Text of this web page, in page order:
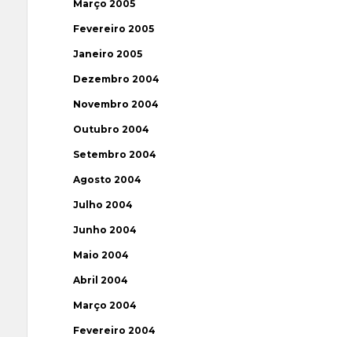
Março 2005
Fevereiro 2005
Janeiro 2005
Dezembro 2004
Novembro 2004
Outubro 2004
Setembro 2004
Agosto 2004
Julho 2004
Junho 2004
Maio 2004
Abril 2004
Março 2004
Fevereiro 2004